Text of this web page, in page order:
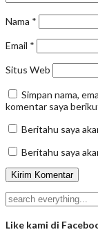
Nama *
Email *
Situs Web
Simpan nama,
komentar saya
Beritahu saya
Beritahu saya
Like kami di